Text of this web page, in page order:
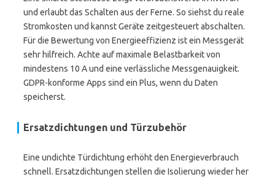
und erlaubt das Schalten aus der Ferne. So siehst du reale
Stromkosten und kannst Geräte zeitgesteuert abschalten.
Für die Bewertung von Energieeffizienz ist ein Messgerät
sehr hilfreich. Achte auf maximale Belastbarkeit von
mindestens 10 A und eine verlässliche Messgenauigkeit.
GDPR-konforme Apps sind ein Plus, wenn du Daten
speicherst.
Ersatzdichtungen und Türzubehör
Eine undichte Türdichtung erhöht den Energieverbrauch
schnell. Ersatzdichtungen stellen die Isolierung wieder her